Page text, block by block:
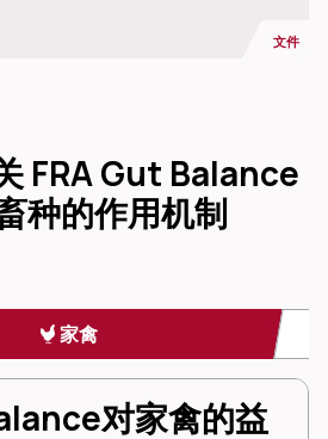
文件
FRAGut Balance
种的作用机制
家禽
对家禽的益